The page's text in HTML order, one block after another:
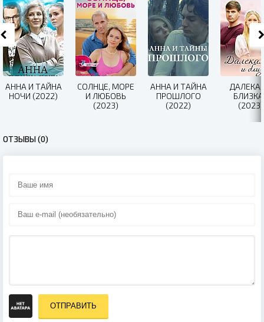
АННА И ТАЙНА
НОЧИ (2022)
СОЛНЦЕ, МОРЕ
И ЛЮБОВЬ
(2023)
АННА И ТАЙНА
ПРОШЛОГО
(2022)
(2023)
ОТЗЫВЫ (0)
ОТПРАВИТЬ